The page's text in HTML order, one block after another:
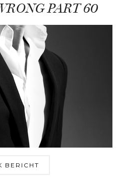
PART 60
BERICHT